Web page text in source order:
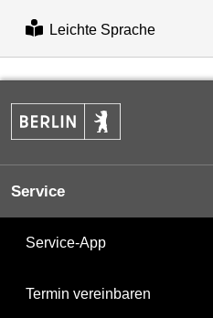
Leichte Sprache
Service
Service-App
Termin vereinbaren